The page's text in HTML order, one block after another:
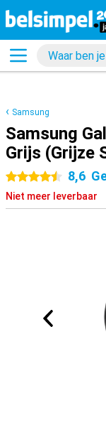
Samsung
Samsung
Grijs (Grijze
4.5 sterren
8,6
Niet meer leverbaar